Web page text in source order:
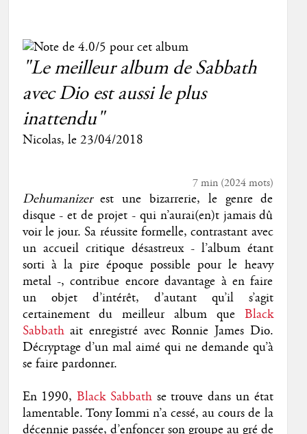
"Le meilleur album de Sabbath
avec Dio est aussi le plus
inattendu"
Nicolas, le 23/04/2018
7 min(2024mots)
Dehumanizerest une bizarrerie, le genre de
disque - et de projet - qui n’aurai(en)t jamais dû
voir le jour. Sa réussite formelle, contrastant avec
un accueil critique désastreux - l’album étant
sorti à la pire époque possible pour le heavy
metal -, contribue encore davantage à en faire
un objet d’intérêt, d’autant qu’il s’agit
certainement du meilleur album que Black
Sabbathait enregistré avec Ronnie James Dio.
Décryptage d’un mal aimé qui ne demande qu’à
se faire pardonner.
En 1990, Black Sabbathse trouve dans un état
lamentable. Tony Iommi n’a cessé, au cours de la
décennie passée, d’enfoncer son groupe au gré de